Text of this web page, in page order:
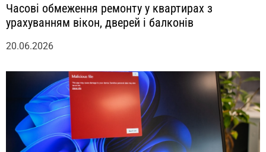
Часові обмеження ремонту у квартирах з
урахуванням вікон, дверей і балконів
20.06.2026